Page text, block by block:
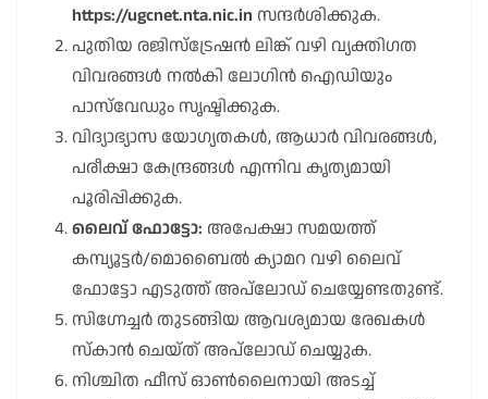
https://ugcnet.nta.nic.in സന്ദർശിക്കുക.
പുതിയ രജിസ്ട്രേഷൻ ലിങ്ക് വഴി വ്യക്തിഗത
വിവരങ്ങൾ നൽകി ലോഗിൻ ഐഡിയും
പാസ്‌വേഡും സൃഷ്ടിക്കുക.
വിദ്യാഭ്യാസ യോഗ്യതകൾ, ആധാർ വിവരങ്ങൾ,
പരീക്ഷാ കേന്ദ്രങ്ങൾ എന്നിവ കൃത്യമായി
പൂരിപ്പിക്കുക.
ലൈവ് ഫോട്ടോ: അപേക്ഷാ സമയത്ത്
കമ്പ്യൂട്ടർ/മൊബൈൽ ക്യാമറ വഴി ലൈവ്
ഫോട്ടോ എടുത്ത് അപ്‌ലോഡ് ചെയ്യേണ്ടതുണ്ട്.
സിഗ്നേച്ചർ തുടങ്ങിയ ആവശ്യമായ രേഖകൾ
സ്കാൻ ചെയ്ത് അപ്‌ലോഡ് ചെയ്യുക.
നിശ്ചിത ഫീസ് ഓൺലൈനായി അടച്ച്